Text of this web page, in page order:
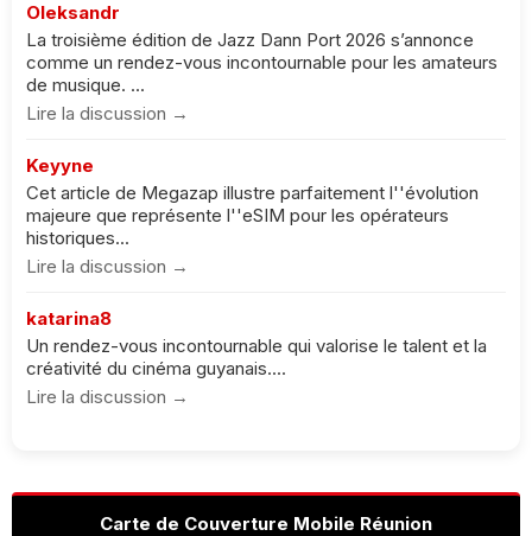
Oleksandr
La troisième édition de Jazz Dann Port 2026 s’annonce
comme un rendez-vous incontournable pour les amateurs
de musique. ...
Lire la discussion →
Keyyne
Cet article de Megazap illustre parfaitement l''évolution
majeure que représente l''eSIM pour les opérateurs
historiques...
Lire la discussion →
katarina8
Un rendez-vous incontournable qui valorise le talent et la
créativité du cinéma guyanais....
Lire la discussion →
Carte de Couverture Mobile Réunion